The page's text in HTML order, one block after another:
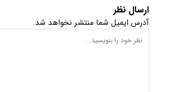
ارسال نظر
آدرس ایمیل شما منتشر نخواهد شد.